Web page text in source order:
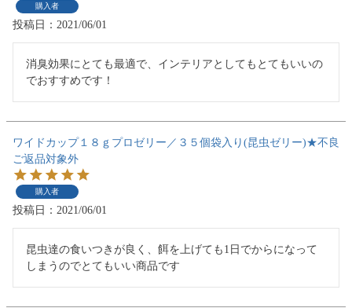
購入者
投稿日 2021/06/01
消臭効果にとても最適で、インテリアとしてもとてもいいの
でおすすめです！
ワイドカップ１８ｇプロゼリー／３５個袋入り(昆虫ゼリー)★不良
ご返品対象外
購入者
投稿日 2021/06/01
昆虫達の食いつきが良く、餌を上げても1日でからになって
しまうのでとてもいい商品です